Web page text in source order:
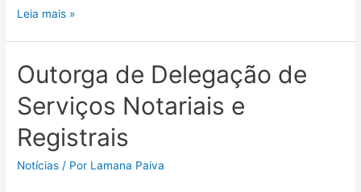
Leia mais »
Outorga de Delegação de
Serviços Notariais e
Registrais
Notícias / Por Lamana Paiva